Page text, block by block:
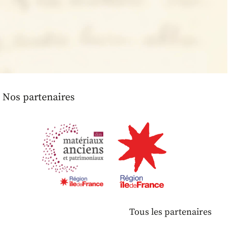
Nos partenaires
Tous les partenaires